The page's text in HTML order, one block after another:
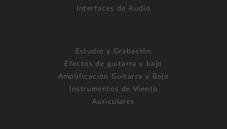
Interfaces de Audio
Estudio y Grabación
Efectos de guitarra y bajo
Amplificación Guitarra y Bajo
Instrumentos de Viento
Auriculares